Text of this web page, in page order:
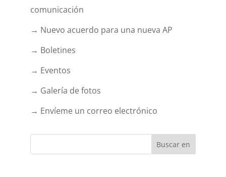
comunicación
→ Nuevo acuerdo para una nueva AP
→ Boletines
→ Eventos
→ Galería de fotos
→ Envíeme un correo electrónico